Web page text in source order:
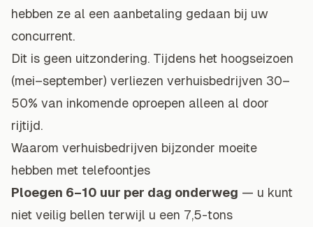
hebben ze al een aanbetaling gedaan bij uw
concurrent.
Dit is geen uitzondering. Tijdens het hoogseizoen
(mei–september) verliezen verhuisbedrijven 30–
50% van inkomende oproepen alleen al door
rijtijd.
Waarom verhuisbedrijven bijzonder moeite
hebben met telefoontjes
Ploegen 6–10 uur per dag onderweg — u kunt
niet veilig bellen terwijl u een 7,5-tons